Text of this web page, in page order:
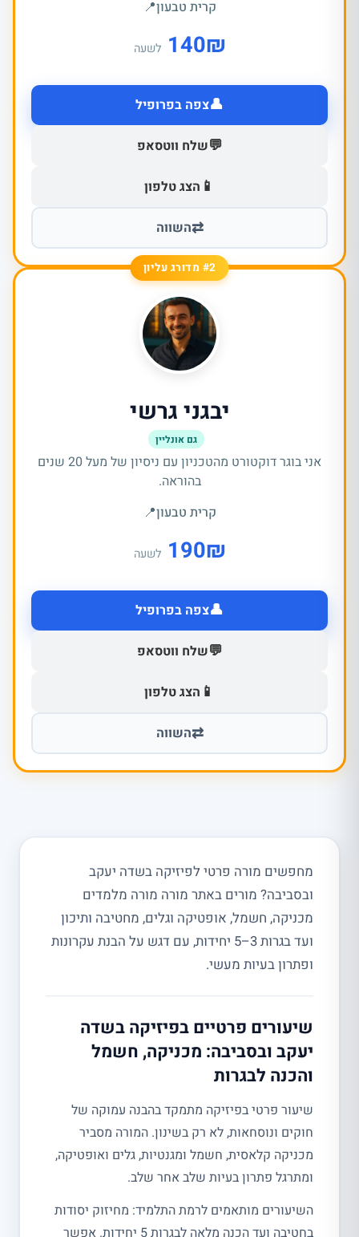
קרית טבעון📍
₪
140 לשעה
👤צפה בפרופיל
💬שלח ווטסאפ
📱 הצג טלפון
⇄השווה
#2 מדורג עליון
יבגני גרשי
גם אונליין
אני בוגר דוקטורט מהטכניון עם ניסיון של מעל 20 שנים
בהוראה.
קרית טבעון📍
₪
190 לשעה
👤צפה בפרופיל
💬שלח ווטסאפ
📱 הצג טלפון
⇄השווה
מחפשים מורה פרטי לפיזיקה בשדה יעקב
ובסביבה? מורים באתר מורה מורה מלמדים
מכניקה, חשמל, אופטיקה וגלים, מחטיבה ותיכון
ועד בגרות 3–5 יחידות, עם דגש על הבנת עקרונות
ופתרון בעיות מעשי.
שיעורים פרטיים בפיזיקה בשדה
יעקב ובסביבה: מכניקה, חשמל
והכנה לבגרות
שיעור פרטי בפיזיקה מתמקד בהבנה עמוקה של
חוקים ונוסחאות, לא רק בשינון. המורה מסביר
מכניקה קלאסית, חשמל ומגנטיות, גלים ואופטיקה,
ומתרגל פתרון בעיות שלב אחר שלב.
השיעורים מותאמים לרמת התלמיד: מחיזוק יסודות